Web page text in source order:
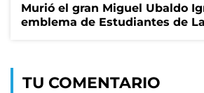
Murió el gran Miguel Ubaldo
emblema de Estudiantes de
TU COMENTARIO